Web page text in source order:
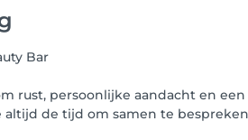
Bar
rust, persoonlijke aandacht en
altijd de tijd om samen te